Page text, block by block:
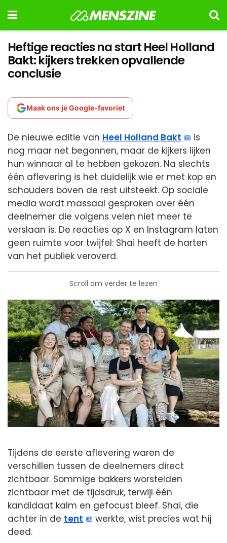
Heftige reacties na start Heel Holland
Bakt: kijkers trekken opvallende
conclusie
Maak ons je Google-favoriet
De nieuwe editie van Heel Holland Bakt
is
nog maar net begonnen, maar de kijkers lijken
hun winnaar al te hebben gekozen. Na slechts
één aflevering is het duidelijk wie er met kop en
schouders boven de rest uitsteekt. Op sociale
media wordt massaal gesproken over één
deelnemer die volgens velen niet meer te
verslaan is. De reacties op X en Instagram laten
geen ruimte voor twijfel: Shai heeft de harten
van het publiek veroverd.
Scroll om verder te lezen
Tijdens de eerste aflevering waren de
verschillen tussen de deelnemers direct
zichtbaar. Sommige bakkers worstelden
zichtbaar met de tijdsdruk, terwijl één
kandidaat kalm en gefocust bleef. Shai, die
achter in de tent
werkte, wist precies wat hij
deed.